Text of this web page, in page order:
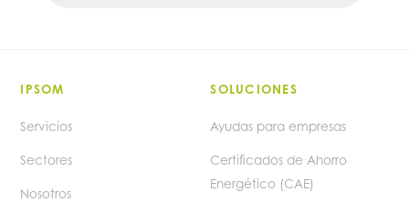
IPSOM
Servicios
Sectores
Nosotros
SOLUCIONES
Ayudas para empresas
Certificados de Ahorro
Energético (CAE)